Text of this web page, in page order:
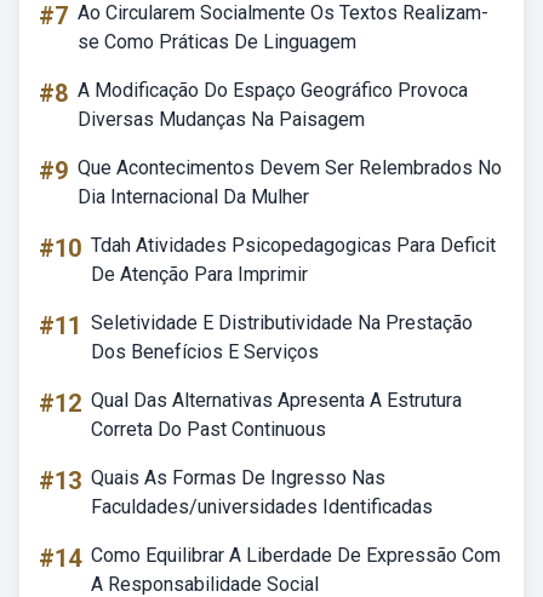
#7 Ao Circularem Socialmente Os Textos Realizam-
se Como Práticas De Linguagem
#8 A Modificação Do Espaço Geográfico Provoca
Diversas Mudanças Na Paisagem
#9 Que Acontecimentos Devem Ser Relembrados No
Dia Internacional Da Mulher
#10 Tdah Atividades Psicopedagogicas Para Deficit
De Atenção Para Imprimir
#11 Seletividade E Distributividade Na Prestação
Dos Benefícios E Serviços
#12 Qual Das Alternativas Apresenta A Estrutura
Correta Do Past Continuous
#13 Quais As Formas De Ingresso Nas
Faculdades/universidades Identificadas
#14 Como Equilibrar A Liberdade De Expressão Com
A Responsabilidade Social